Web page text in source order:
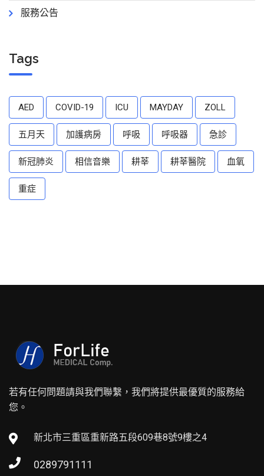
服務公告
Tags
AED COVID-19 ICU MAYDAY ZOLL
五月天 加護病房 呼吸 呼吸器 急診
新冠肺炎 相信音樂 耕莘 耕莘醫院 血氧
重症
若有任何問題請與我們聯繫，我們將提供最優質的服務給
您。
新北市三重區重新路五段609巷8號9樓之4
0289791111